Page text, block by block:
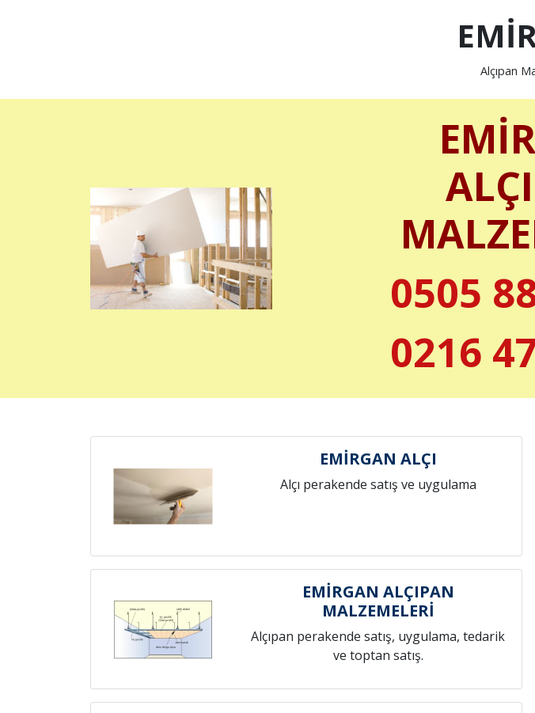
Alçıpan
0505
0216
EMİRGAN ALÇI
Alçı perakende satış ve uygulama
EMİRGAN ALÇIPAN
MALZEMELERİ
Alçıpan perakende satış, uygulama, tedarik
ve toptan satış.